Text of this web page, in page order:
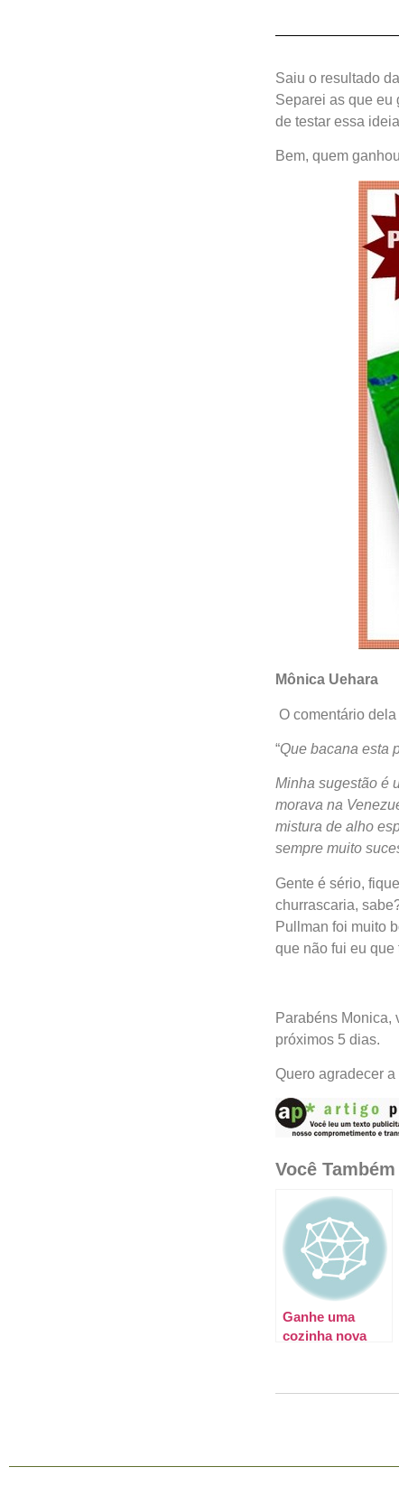
Saiu o resultado
Separei as que eu
de testar essa
Bem, quem
Mônica Uehara
O comentário
“Que bacana esta
Minha sugestão é
morava na
mistura de alho
sempre muito
Gente é sério,
churrascaria,
Pullman foi muito
que não fui eu que
Parabéns Monica,
próximos 5 dias.
Quero agradecer
Você
Ganhe uma
cozinha nova